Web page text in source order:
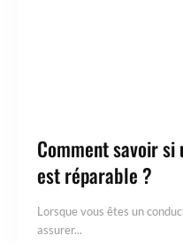
Comment savoir
est réparable ?
Lorsque vous êtes un
assurer...